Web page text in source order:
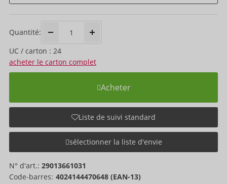
Quantité:
UC / carton : 24
acheter le carton complet
Acheter
Liste de suivi standard
sélectionner la liste d'envie
N° d'art.: 29013661031
Code-barres: 4024144470648 (EAN-13)